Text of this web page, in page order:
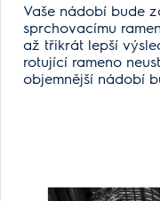
Vaše nádobí bude
sprchovacímu
až třikrát lepší
rotující rameno
objemnější nádobí